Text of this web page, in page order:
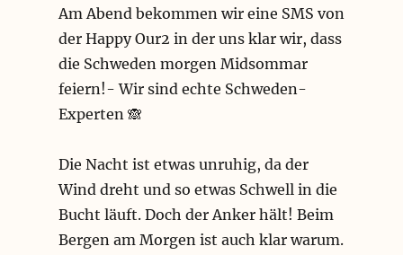
Am Abend bekommen wir eine SMS von
der Happy Our2 in der uns klar wir, dass
die Schweden morgen Midsommar
feiern!- Wir sind echte Schweden-
Experten 🙈
Die Nacht ist etwas unruhig, da der
Wind dreht und so etwas Schwell in die
Bucht läuft. Doch der Anker hält! Beim
Bergen am Morgen ist auch klar warum.